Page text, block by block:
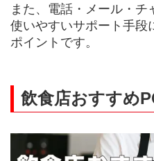
また、電話・メール・
使いやすいサポート手段
ポイントです。
飲食店おすすめ